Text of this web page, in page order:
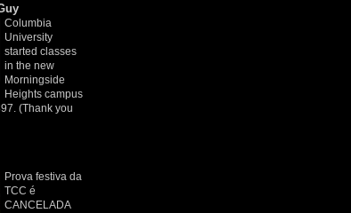
Columbia
University
started classes
in the new
Morningside
Heights campus
(Thank you
Prova festiva da
TCC é
CANCELADA